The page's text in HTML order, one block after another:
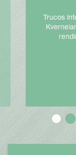
Trucos